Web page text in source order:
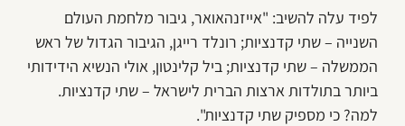
לפיד עלה להשיב: "אייזנהאואר, גיבור מלחמת העולם
השנייה – שתי קדנציות; רונלד רייגן, הגיבור הגדול של ראש
הממשלה – שתי קדנציות; ביל קלינטון, אולי הנשיא הידידותי
ביותר בתולדות ארצות הברית לישראל – שתי קדנציות.
למה? כי מספיק שתי קדנציות".